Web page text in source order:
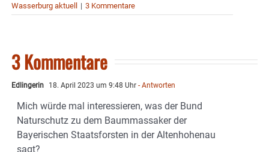
Wasserburg aktuell | 3 Kommentare
3 Kommentare
Edlingerin 18. April 2023 um 9:48 Uhr - Antworten
Mich würde mal interessieren, was der Bund
Naturschutz zu dem Baummassaker der
Bayerischen Staatsforsten in der Altenhohenau
sagt?